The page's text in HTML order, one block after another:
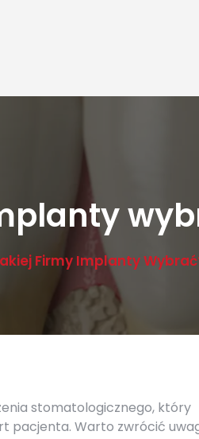
Firmy Implanty
stomatologicznego, który
pacjenta. Warto zwrócić